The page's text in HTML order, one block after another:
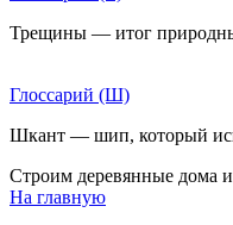
Трещины — итог
Глоссарий (Ш)
Шкант — шип, который
Строим деревянные дома
На главную